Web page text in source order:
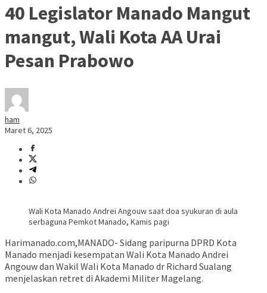
40 Legislator Manado Mangut
mangut, Wali Kota AA Urai
Pesan Prabowo
ham
Maret 6, 2025
Wali Kota Manado Andrei Angouw saat doa syukuran di aula
serbaguna Pemkot Manado, Kamis pagi
Harimanado.com,MANADO- Sidang paripurna DPRD Kota
Manado menjadi kesempatan Wali Kota Manado Andrei
Angouw dan Wakil Wali Kota Manado dr Richard Sualang
menjelaskan retret di Akademi Militer Magelang.